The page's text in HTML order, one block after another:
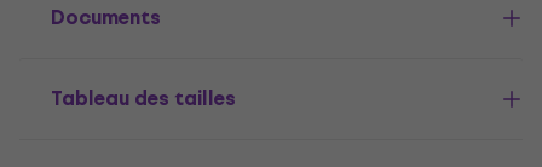
Documents
Tableau des tailles